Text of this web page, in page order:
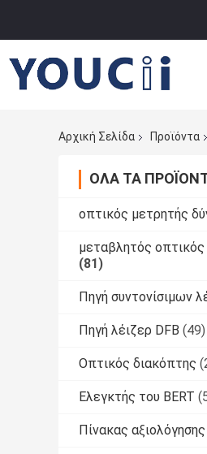
Αρχική Σελίδα Προϊόντα
ΌΛΑ ΤΑ
οπτικός μετρητής
μεταβλητός
(81)
Πηγή συντονίσιμων
Πηγή λέιζερ DFB (49)
Οπτικός διακόπτης
Ελεγκτής του BERT
Πίνακας